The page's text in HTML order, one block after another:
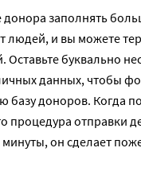
донора заполнять
людей, и вы можете
Оставьте буквально
данных, чтобы
базу доноров. Когда
процедура отправки
минуты, он сделает